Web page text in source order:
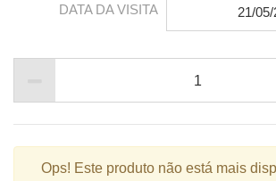
DATA DA VISITA 21/
Ops! Este produto não está mais